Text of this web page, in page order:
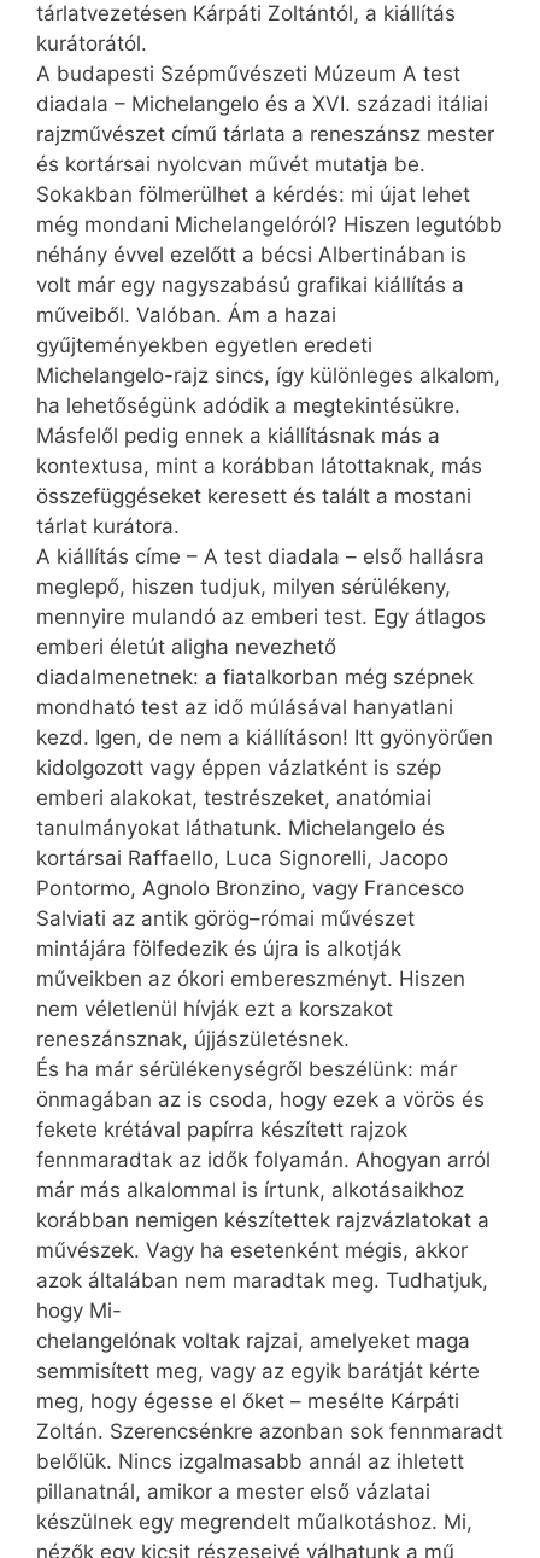
tárlatvezetésen Kárpáti Zoltántól, a kiállítás
kurátorától.
A budapesti Szépművészeti Múzeum A test
diadala – Michelangelo és a XVI. századi itáliai
rajzművészet című tárlata a reneszánsz mester
és kortársai nyolcvan művét mutatja be.
Sokakban fölmerülhet a kérdés: mi újat lehet
még mondani Michelangelóról? Hiszen legutóbb
néhány évvel ezelőtt a bécsi Albertinában is
volt már egy nagyszabású grafikai kiállítás a
műveiből. Valóban. Ám a hazai
gyűjteményekben egyetlen eredeti
Michelangelo-rajz sincs, így különleges alkalom,
ha lehetőségünk adódik a megtekintésükre.
Másfelől pedig ennek a kiállításnak más a
kontextusa, mint a korábban látottaknak, más
összefüggéseket keresett és talált a mostani
tárlat kurátora.
A kiállítás címe – A test diadala – első hallásra
meglepő, hiszen tudjuk, milyen sérülékeny,
mennyire mulandó az emberi test. Egy átlagos
emberi életút aligha nevezhető
diadalmenetnek: a fiatalkorban még szépnek
mondható test az idő múlásával hanyatlani
kezd. Igen, de nem a kiállításon! Itt gyönyörűen
kidolgozott vagy éppen vázlatként is szép
emberi alakokat, testrészeket, anatómiai
tanulmányokat láthatunk. Michelangelo és
kortársai Raffaello, Luca Signorelli, Jacopo
Pontormo, Agnolo Bron­zino, vagy Francesco
Salviati az antik görög–római művészet
mintájára fölfedezik és újra is alkotják
műveikben az ókori embereszményt. Hiszen
nem véletlenül hívják ezt a korszakot
reneszánsznak, újjászületésnek.
És ha már sérülékenységről beszélünk: már
önmagában az is csoda, hogy ezek a vörös és
fekete krétával papírra készített rajzok
fennmaradtak az idők folyamán. Ahogyan arról
már más alkalommal is írtunk, alkotásaikhoz
korábban nemigen készítettek rajzvázlatokat a
művészek. Vagy ha esetenként mégis, akkor
azok általában nem maradtak meg. Tudhatjuk,
hogy Mi-
chelangelónak voltak rajzai, amelyeket maga
semmisített meg, vagy az egyik barátját kérte
meg, hogy égesse el őket – mesélte Kárpáti
Zoltán. Szerencsénkre azonban sok fennmaradt
belőlük. Nincs izgalmasabb annál az ihletett
pillanatnál, amikor a mester első vázlatai
készülnek egy megrendelt műalkotáshoz. Mi,
nézők egy kicsit részeseivé válhatunk a mű